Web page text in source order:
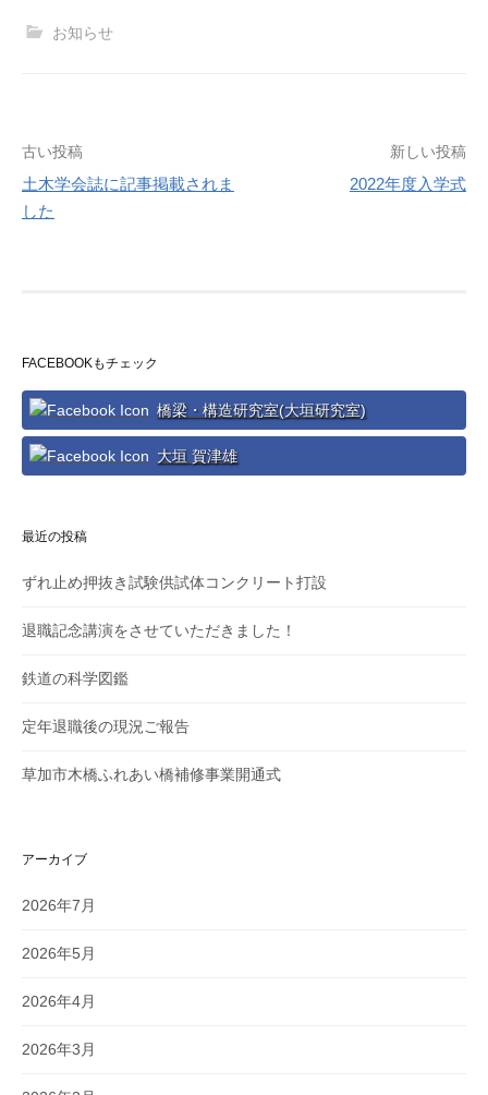
お知らせ
投
稿
ー
シ
ョ
古い投稿
土木学会誌に記事掲載されま
した
新しい投稿
2022年度入学式
FACEBOOKもチェック
橋梁・構造研究室(大垣研究室)
大垣 賀津雄
最近の投稿
ずれ止め押抜き試験供試体コンクリート打設
退職記念講演をさせていただきました！
鉄道の科学図鑑
定年退職後の現況ご報告
草加市木橋ふれあい橋補修事業開通式
アーカイブ
2026年7月
2026年5月
2026年4月
2026年3月